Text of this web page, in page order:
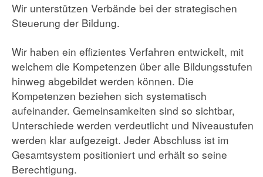
NQR Beratung und Begleitung
SCHULEN / BEHÖRDEN
ÜBER UNS
REFERENZEN
KONTAKT
Wir unterstützen Verbände bei der strategischen
Steuerung der Bildung.
Wir haben ein effizientes Verfahren entwickelt, mit
welchem die Kompetenzen über alle Bildungsstufen
hinweg abgebildet werden können. Die
Kompetenzen beziehen sich systematisch
aufeinander. Gemeinsamkeiten sind so sichtbar,
Unterschiede werden verdeutlicht und Niveaustufen
werden klar aufgezeigt. Jeder Abschluss ist im
Gesamtsystem positioniert und erhält so seine
Berechtigung.